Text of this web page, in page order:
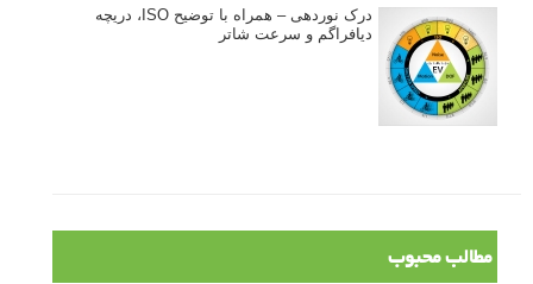
درک نوردهی – همراه با توضیح ISO، دریچه
دیافراگم و سرعت شاتر
مطالب محبوب